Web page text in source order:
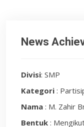
News
Divisi: SMP
Kategori :
Nama : M. Zahir
Bentuk :